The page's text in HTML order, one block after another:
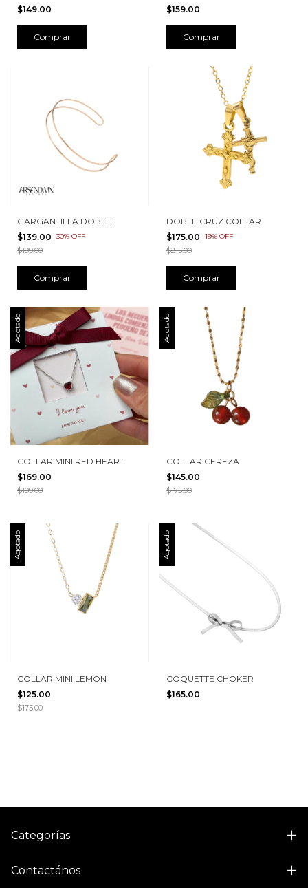
$149.00
Comprar
$159.00
Comprar
GARGANTILLA DOBLE
$139.00 -30% OFF
$199.00
Comprar
DOBLE CRUZ COLLAR
$175.00 -19% OFF
$215.00
Comprar
Agotado
COLLAR MINI RED HEART
$169.00
$199.00
Agotado
COLLAR CEREZA
$145.00
$175.00
Agotado
COLLAR MINI LEMON
$125.00
$175.00
Agotado
COQUETTE CHOKER
$165.00
Categorías
Contactános